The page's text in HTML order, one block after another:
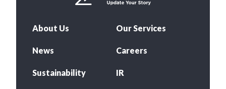
About Us Our Services
News Careers
Sustainability IR